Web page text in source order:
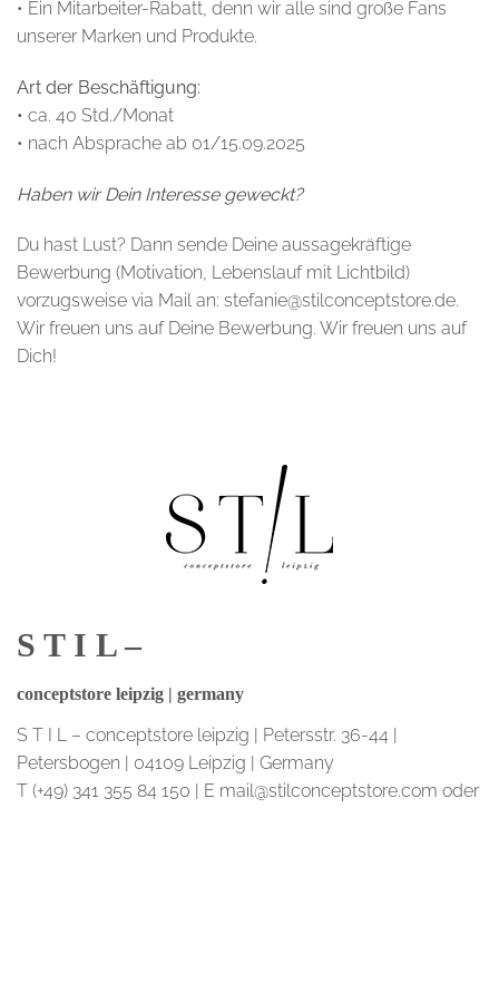
• Ein Mitarbeiter-Rabatt, denn wir alle sind große Fans
unserer Marken und Produkte.
Art der Beschäftigung:
• ca. 40 Std./Monat
• nach Absprache ab 01/15.09.2025
Haben wir Dein Interesse geweckt?
Du hast Lust? Dann sende Deine aussagekräftige
Bewerbung (Motivation, Lebenslauf mit Lichtbild)
vorzugsweise via Mail an: stefanie@stilconceptstore.de.
Wir freuen uns auf Deine Bewerbung. Wir freuen uns auf
Dich!
S T I L –
conceptstore leipzig | germany
S T I L – conceptstore leipzig | Petersstr. 36-44 |
Petersbogen | 04109 Leipzig | Germany
T (+49) 341 355 84 150 | E mail@stilconceptstore.com oder